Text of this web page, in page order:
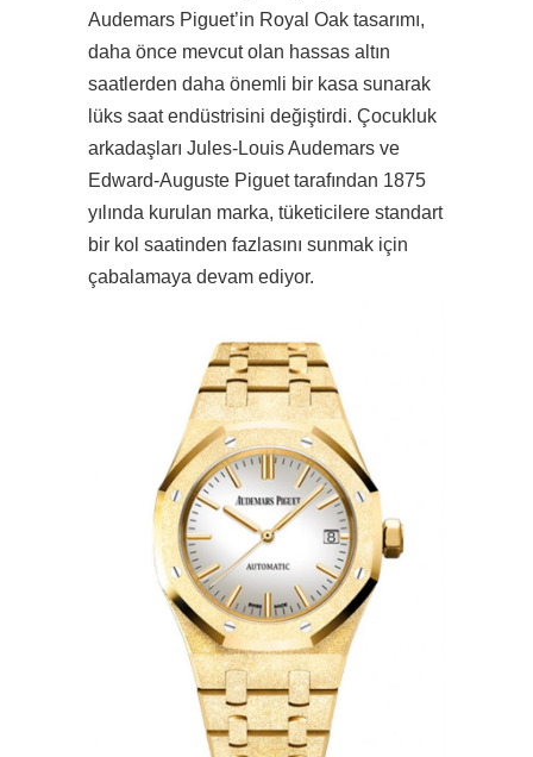
Audemars Piguet’in Royal Oak tasarımı,
daha önce mevcut olan hassas altın
saatlerden daha önemli bir kasa sunarak
lüks saat endüstrisini değiştirdi. Çocukluk
arkadaşları Jules-Louis Audemars ve
Edward-Auguste Piguet tarafından 1875
yılında kurulan marka, tüketicilere standart
bir kol saatinden fazlasını sunmak için
çabalamaya devam ediyor.